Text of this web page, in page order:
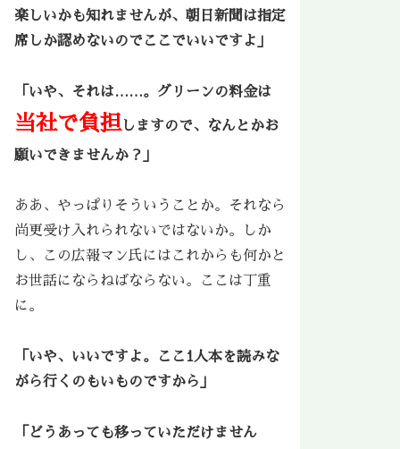
楽しいかも知れませんが、朝日新聞は指定
席しか認めないのでここでいいですよ」
「いや、それは……。グリーンの料金は
当社で負担しますので、なんとかお
願いできませんか？」
ああ、やっぱりそういうことか。それなら
尚更受け入れられないではないか。しか
し、この広報マン氏にはこれからも何かと
お世話にならねばならない。ここは丁重
に。
「いや、いいですよ。ここ1人本を読みな
がら行くのもいものですから」
「どうあっても移っていただけません